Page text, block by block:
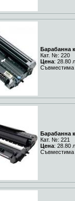
Барабанна
Кат. №: 220
Цена: 28.80
Съвместима
Барабанна
Кат. №: 221
Цена: 28.80
Съвместима